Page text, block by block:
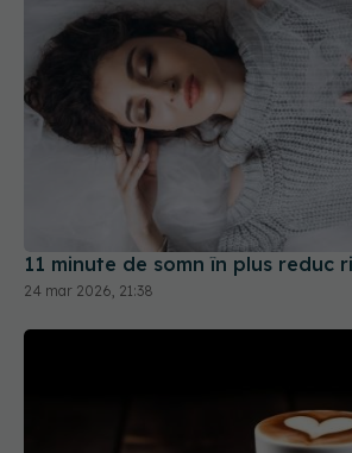
11 minute de somn în plus reduc
24 mar 2026, 21:38